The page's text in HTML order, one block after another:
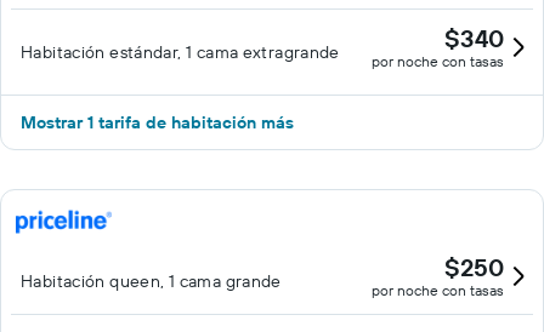
Habitación estándar, 1 cama extragrande $340
por noche con tasas
Mostrar 1 tarifa de habitación más
Habitación queen, 1 cama grande $250
por noche con tasas